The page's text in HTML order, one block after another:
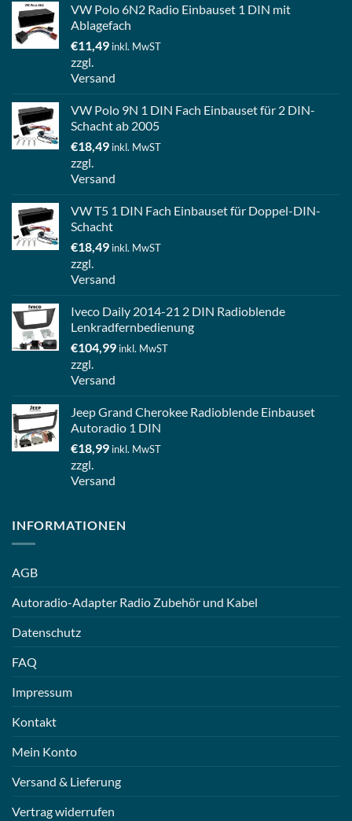
VW Polo 6N2 Radio Einbauset 1 DIN mit
Ablagefach
€11,49 inkl. MwST
zzgl.
Versand
VW Polo 9N 1 DIN Fach Einbauset für 2 DIN-
Schacht ab 2005
€18,49 inkl. MwST
zzgl.
Versand
VW T5 1 DIN Fach Einbauset für Doppel-DIN-
Schacht
€18,49 inkl. MwST
zzgl.
Versand
Iveco Daily 2014-21 2 DIN Radioblende
Lenkradfernbedienung
€104,99 inkl. MwST
zzgl.
Versand
Jeep Grand Cherokee Radioblende Einbauset
Autoradio 1 DIN
€18,99 inkl. MwST
zzgl.
Versand
INFORMATIONEN
AGB
Autoradio-Adapter Radio Zubehör und Kabel
Datenschutz
FAQ
Impressum
Kontakt
Mein Konto
Versand & Lieferung
Vertrag widerrufen